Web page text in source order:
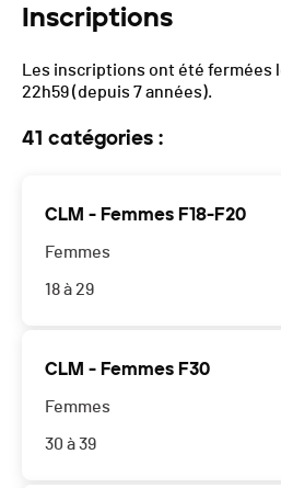
Inscriptions
Les inscriptions ont été fermées
22h59(depuis 7 années).
41 catégories :
CLM - Femmes F18-F20
Femmes
18 à 29
CLM - Femmes F30
Femmes
30 à 39